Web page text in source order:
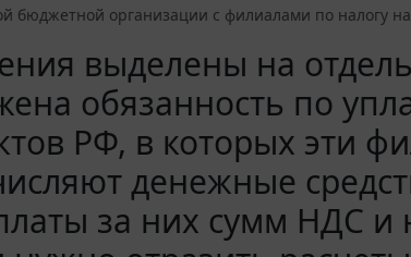
бюджетной организации с филиалами по налогу
выделены на
обязанность по
РФ, в которых эти
денежные
за них сумм НДС и